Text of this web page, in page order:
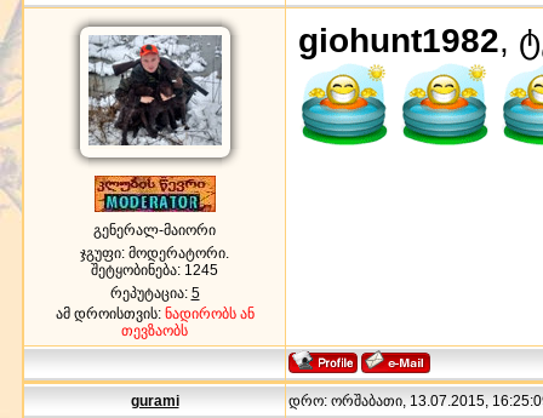
გენერალ-მაიორი
ჯგუფი: მოდერატორი.
შეტყობინება: 1245
რეპუტაცია: 5
ამ დროისთვის: ნადირობს ან
თევზაობს
giohunt1982,
gurami დრო: ორშაბათი, 13.07.2015,